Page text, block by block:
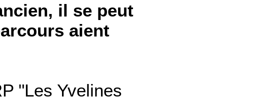
il se peut
aient
"Les Yvelines